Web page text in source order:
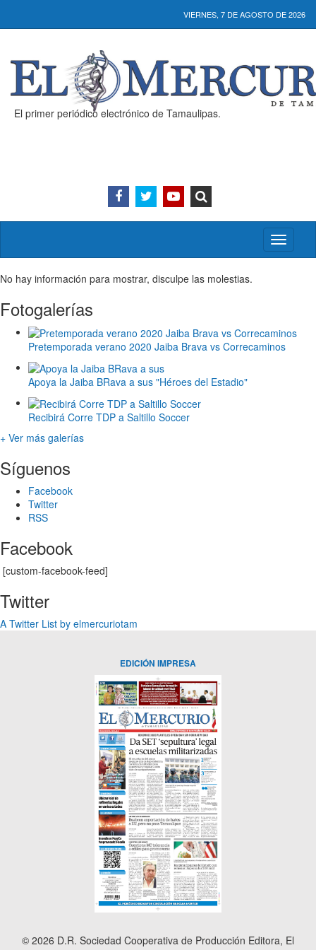
VIERNES, 7 DE AGOSTO DE 2026
El primer periódico electrónico de Tamaulipas.
Activar/
menú
No hay información para mostrar, disculpe las molestias.
Fotogalerías
Pretemporada verano 2020 Jaiba Brava vs Correcaminos
Apoya la Jaiba BRava a sus "Héroes del Estadio"
Recibirá Corre TDP a Saltillo Soccer
+ Ver más galerías
Síguenos
Facebook
Twitter
RSS
Facebook
[custom-facebook-feed]
Twitter
A Twitter List by elmercuriotam
EDICIÓN IMPRESA
© 2026 D.R. Sociedad Cooperativa de Producción Editora, El